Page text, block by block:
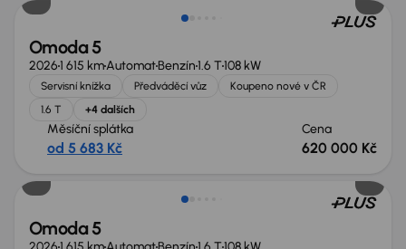
Omoda 5
20261 615 kmAutomatBenzín1.6 T108 kW
Servisní knížka Předváděcí vůz
Koupeno nové v ČR
1.6 T
+4 dalších
Měsíční splátka
od 5 683 Kč
Cena
620 000 Kč
Nově v nabídce
Omoda 5